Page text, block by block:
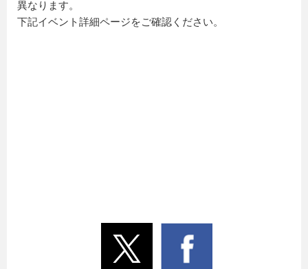
異なります。
下記イベント詳細ページをご確認ください。